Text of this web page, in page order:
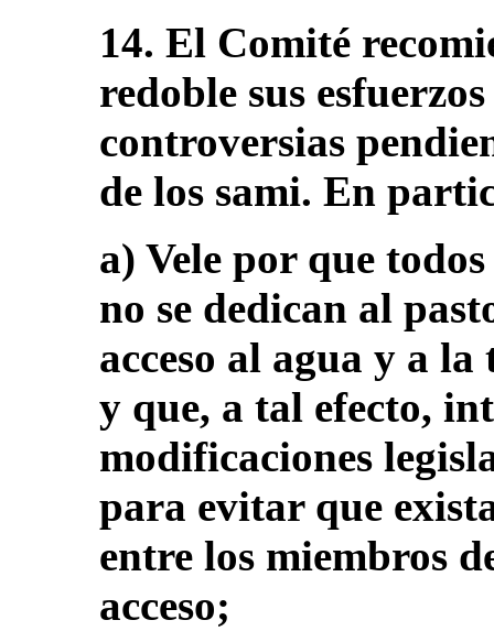
14. El Comité
redoble sus
controversias
de los sami. En
a) Vele por que
no se dedican al
acceso al agua y a
y que, a tal efecto,
modificaciones
para evitar que
entre los miembros
acceso;